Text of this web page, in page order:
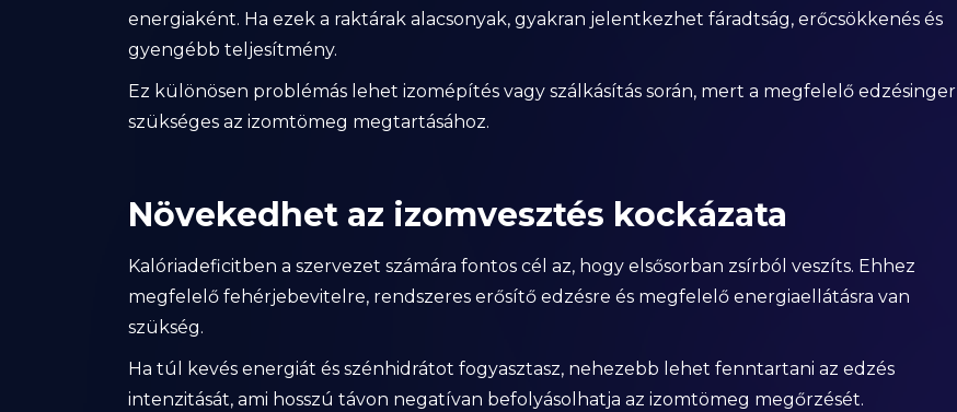
energiaként. Ha ezek a raktárak alacsonyak, gyakran jelentkezhet fáradtság, erőcsökkenés és
gyengébb teljesítmény.
Ez különösen problémás lehet izomépítés vagy szálkásítás során, mert a megfelelő edzésinger
szükséges az izomtömeg megtartásához.
Növekedhet az izomvesztés kockázata
Kalóriadeficitben a szervezet számára fontos cél az, hogy elsősorban zsírból veszíts. Ehhez
megfelelő fehérjebevitelre, rendszeres erősítő edzésre és megfelelő energiaellátásra van
szükség.
Ha túl kevés energiát és szénhidrátot fogyasztasz, nehezebb lehet fenntartani az edzés
intenzitását, ami hosszú távon negatívan befolyásolhatja az izomtömeg megőrzését.